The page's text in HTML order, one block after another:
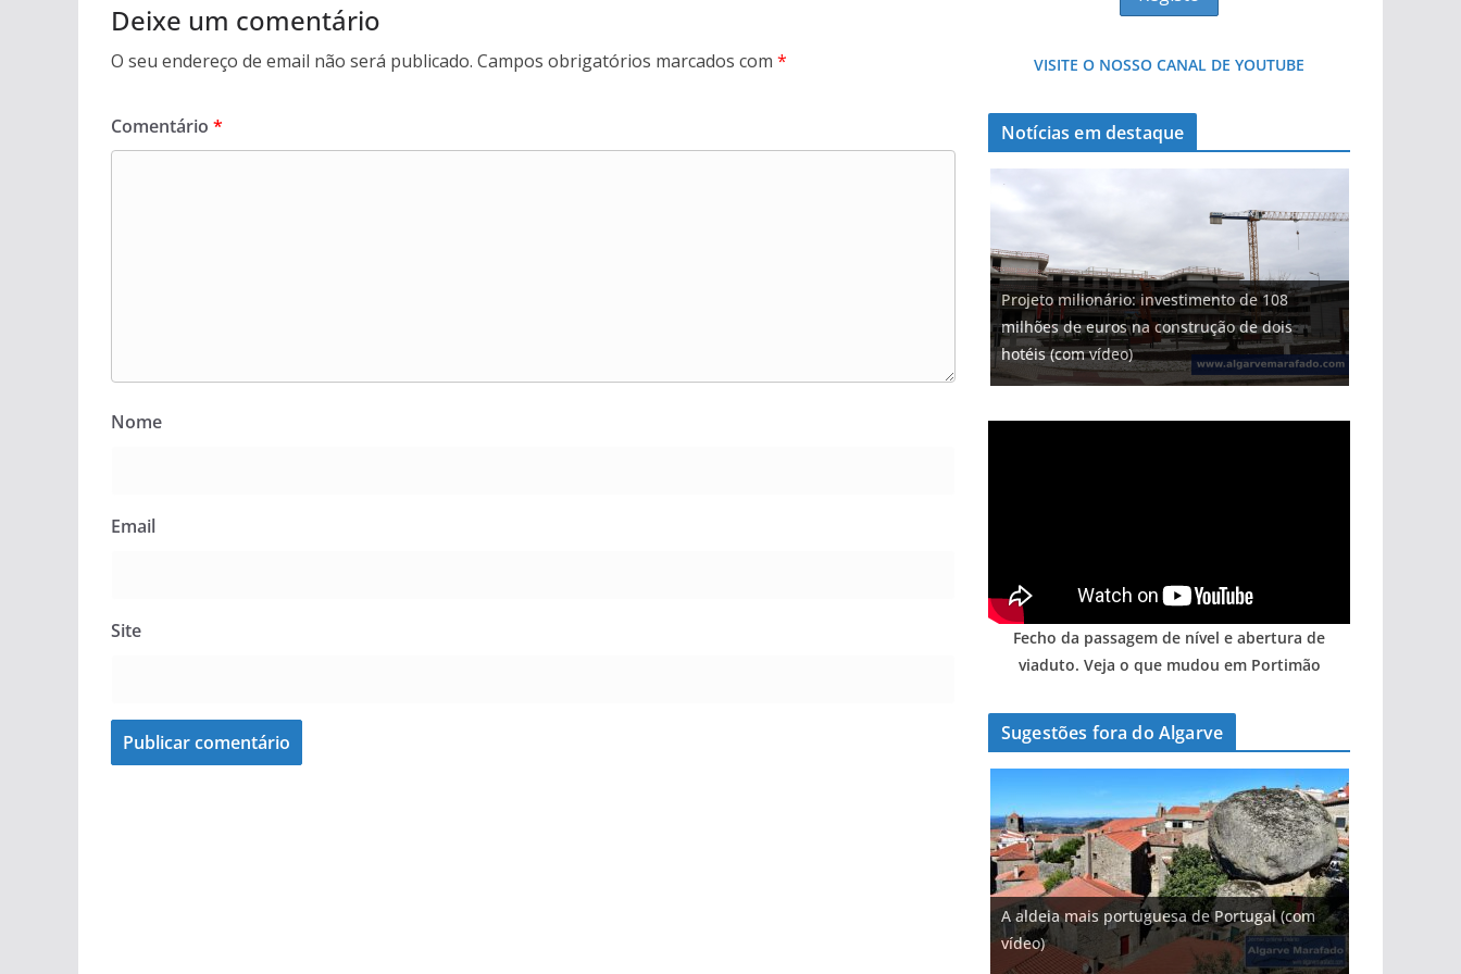
Deixe um comentário
O seu endereço de email não será publicado. Campos obrigatórios marcados com *
Comentário *
Nome
Email
Site
VISITE O NOSSO CANAL DE YOUTUBE
Notícias em destaque
Projeto milionário: investimento de 108
milhões de euros na construção de dois
hotéis (com vídeo)
Fecho da passagem de nível e abertura de
viaduto. Veja o que mudou em Portimão
Sugestões fora do Algarve
A aldeia mais portuguesa de Portugal (com
vídeo)
A piscina natural com cascata
As portas do rio Tejo (com vídeo)